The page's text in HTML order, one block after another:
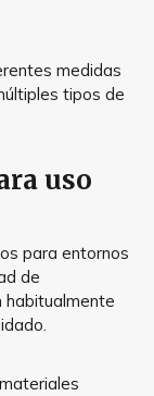
medidas
tipos de
uso
para entornos
de
habitualmente